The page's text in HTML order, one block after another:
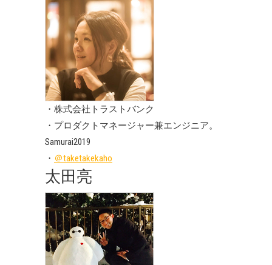
・株式会社トラストバンク
・プロダクトマネージャー兼エンジニア。
Samurai2019
・ ＠taketakekaho
太田亮